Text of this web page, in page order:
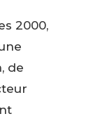
2000,
de